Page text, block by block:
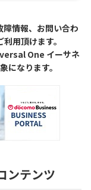
情報、お問い合わ
用頂けます。
One イーサネ
になります。
ンテンツ